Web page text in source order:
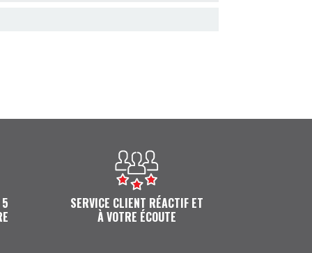
SERVICE CLIENT RÉACTIF ET
À VOTRE ÉCOUTE